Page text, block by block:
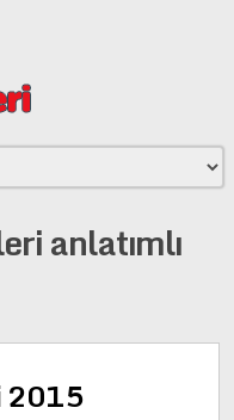
anlatımlı
2015